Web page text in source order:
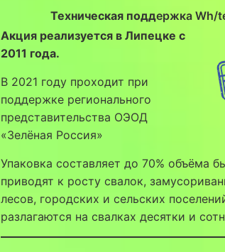
Техническая поддержка Wh/
Акция реализуется в Липецке с
2011 года.
В 2021 году проходит при
поддержке регионального
представительства ОЭОД
«Зелёная Россия»
Упаковка составляет до 70% объёма
приводят к росту свалок,
лесов, городских и сельских
разлагаются на свалках десятки и